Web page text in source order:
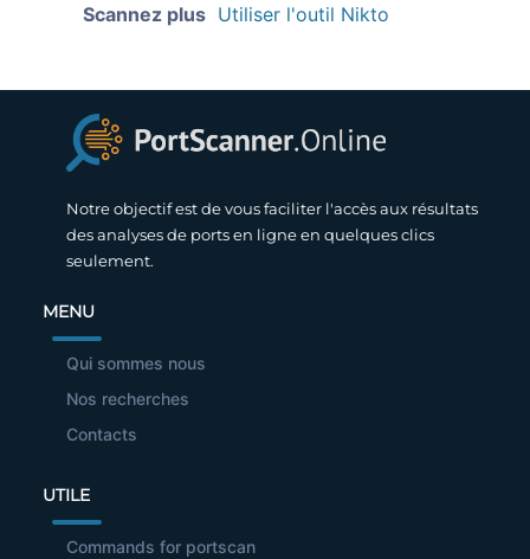
Scannez plus Utiliser l'outil Nikto
Notre objectif est de vous faciliter l'accès aux résultats
des analyses de ports en ligne en quelques clics
seulement.
MENU
Qui sommes nous
Nos recherches
Contacts
UTILE
Commands for portscan